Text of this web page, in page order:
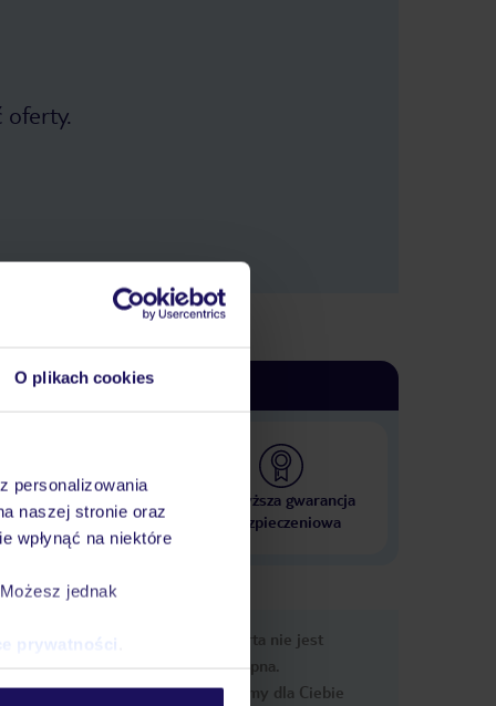
O plikach cookies
personalizowania
naszej stronie oraz
wpłynąć na niektóre
jednak
prywatności
oferty.
000 hoteli w ponad 50
krajach
Najwyższa gwarancja
ubezpieczeniowa
Ups, ta oferta nie jest
dostępna.
Przygotowaliśmy dla Ciebie